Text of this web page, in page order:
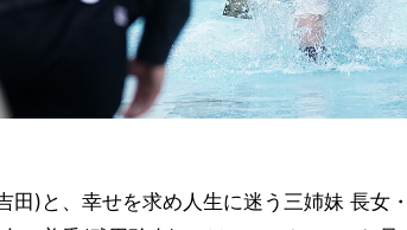
田)と、幸せを求め人生に迷う三姉妹 長女